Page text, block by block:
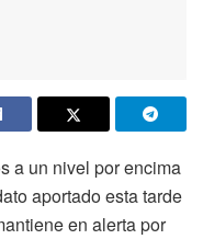
a un nivel por encima
aportado esta tarde
en alerta por